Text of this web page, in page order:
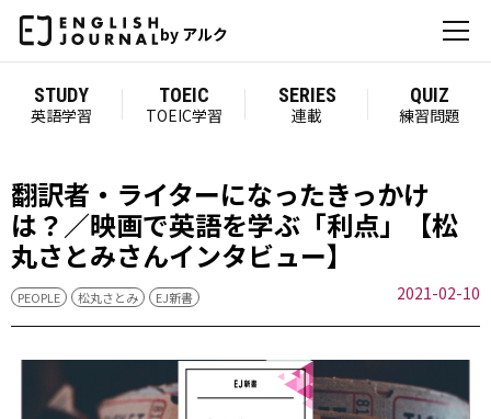
by アルク
STUDY
英語学習
TOEIC
TOEIC学習
SERIES
連載
QUIZ
練習問題
翻訳者・ライターになったきっかけ
は？／映画で英語を学ぶ「利点」【松
丸さとみさんインタビュー】
PEOPLE 松丸さとみ EJ新書 2021-02-10